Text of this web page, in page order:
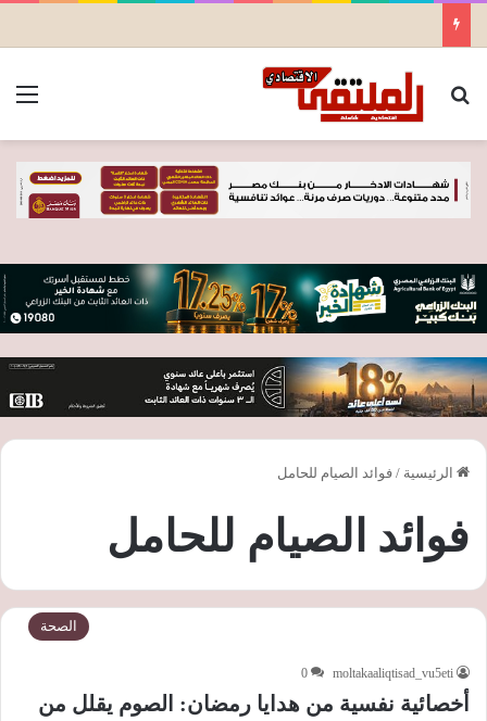
بحث عن
الرئيسية / فوائد الصيام للحامل
فوائد الصيام للحامل
الصحة
moltakaaliqtisad_vu5eti
0
أخصائية نفسية من هدايا رمضان: الصوم يقلل من